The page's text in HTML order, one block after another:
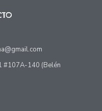
#107A-140 (Belén